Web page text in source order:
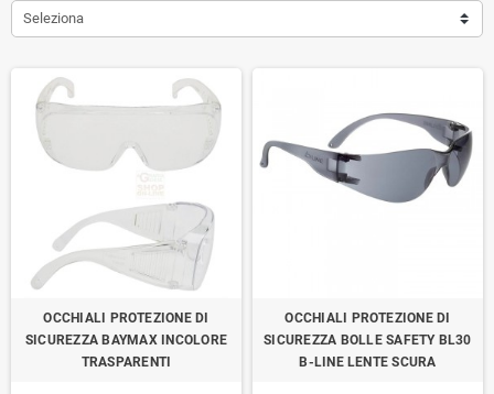
Seleziona
OCCHIALI PROTEZIONE DI
SICUREZZA BAYMAX INCOLORE
TRASPARENTI
OCCHIALI PROTEZIONE DI
SICUREZZA BOLLE SAFETY BL30
B-LINE LENTE SCURA